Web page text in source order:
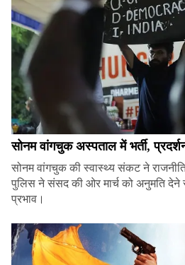
सोनम वांगचुक अस्पताल में भर्ती,
सोनम वांगचुक की स्वास्थ्य संकट ने
पुलिस ने संसद की ओर मार्च को अनुमति
प्रभाव।